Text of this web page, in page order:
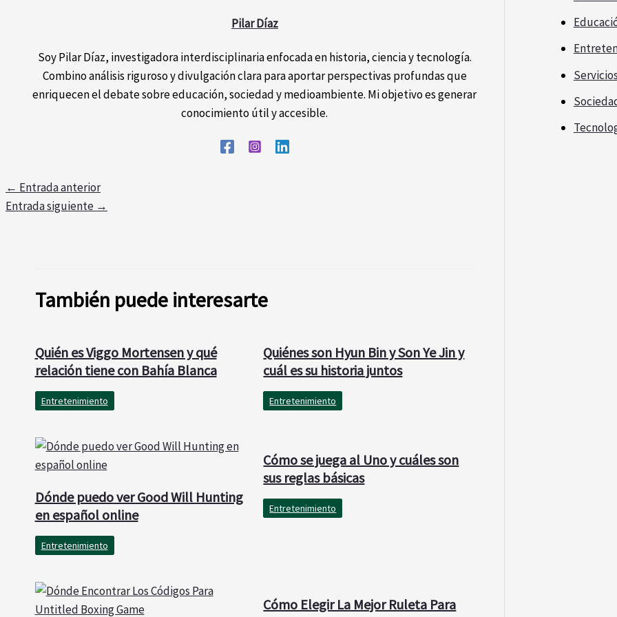
Pilar Díaz
Soy Pilar Díaz, investigadora interdisciplinaria enfocada en historia, ciencia y tecnología.
Combino análisis riguroso y divulgación clara para aportar perspectivas profundas que
enriquecen el debate sobre educación, sociedad y medioambiente. Mi objetivo es generar
conocimiento útil y accesible.
← Entrada anterior
Entrada siguiente →
También puede interesarte
Quién es Viggo Mortensen y qué
relación tiene con Bahía Blanca
Entretenimiento
Quiénes son Hyun Bin y Son Ye Jin y
cuál es su historia juntos
Entretenimiento
Dónde puedo ver Good Will Hunting
en español online
Entretenimiento
Cómo se juega al Uno y cuáles son
sus reglas básicas
Entretenimiento
Cómo Elegir La Mejor Ruleta Para
Servicios